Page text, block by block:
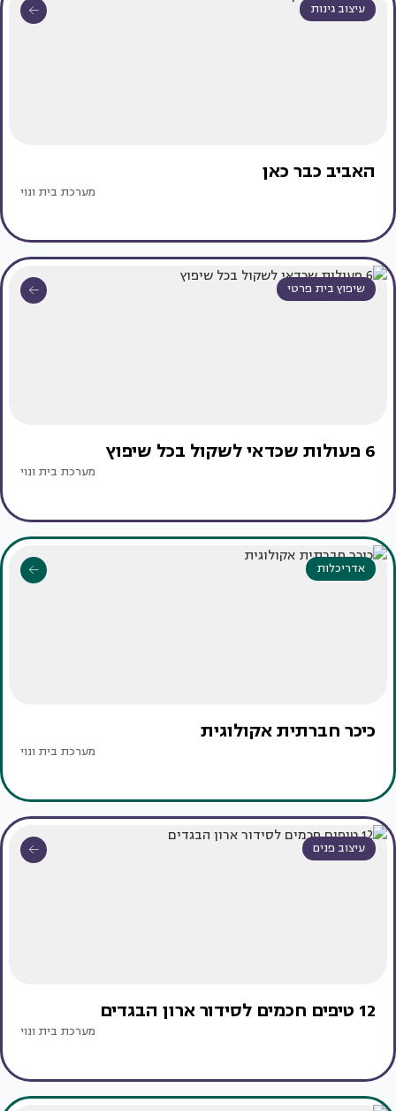
עיצוב גינות
האביב כבר כאן
מערכת בית ונוי
שיפוץ בית פרטי
6 פעולות שכדאי לשקול בכל שיפוץ
מערכת בית ונוי
אדריכלות
כיכר חברתית אקולוגית
מערכת בית ונוי
עיצוב פנים
12 טיפים חכמים לסידור ארון הבגדים
מערכת בית ונוי